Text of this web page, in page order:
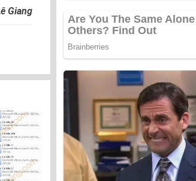
Giang